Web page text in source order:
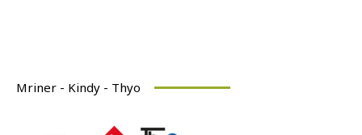
Mriner - Kindy - Thyo